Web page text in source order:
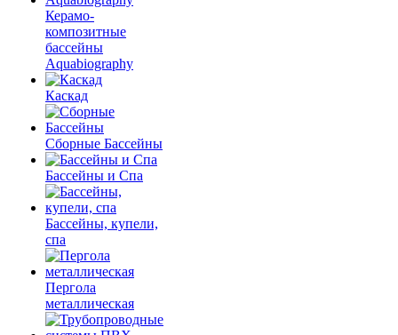
Керамо-
композитные
бассейны
Aquabiography
Каскад
Сборные Бассейны
Бассейны и Спа
Бассейны, купели,
спа
Пергола
металлическая